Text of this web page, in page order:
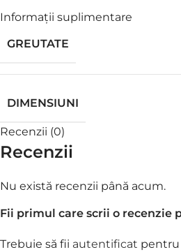
Informații suplimentare
GREUTATE
DIMENSIUNI
Recenzii (0)
Recenzii
Nu există recenzii până acum.
Fii primul care scrii o recenzie
Trebuie să fii autentificat pentru